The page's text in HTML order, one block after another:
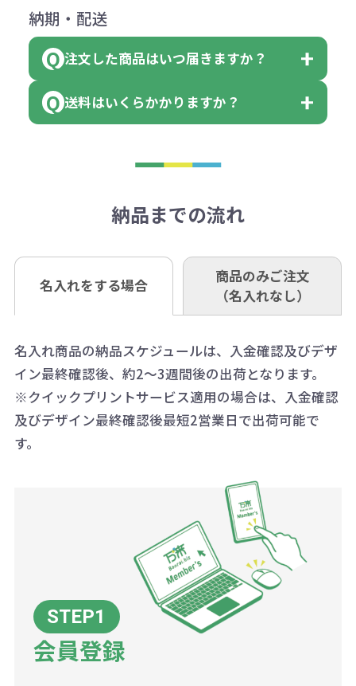
に必要な個数を入力ください。
※10個単位など購入できる単位が決
はまらない数を入力すると、アラー
アラートに従って数を調整してくだ
ください。
（商品の状態により、対応が変わる
※不良商品をご返却いただけない場
います。あらかじめご了承くださ
※不良商品は商品到着後7営業日以
お問合せ先
AM10:00～PM5:00（土・日・祝日を
除く平日）
×色数
※例えば2色印刷の場合には、名入
れ費用が2倍、製版代が2倍必要で
す。
相談下さい。
なお、印刷代はボリュームディスカ
同じ版で多くの数量を印刷すると、1
個当たりの印刷代単価がお安くなり
一方、数量が少なく一定数に満たな
い場合は、単価計算ではなく、印刷
代の基本料金を一式頂戴する場合が
ございます。
商品や印刷方法によって異なります
ので、予めご了承ください。
例：200個未満（1式：18,000円）
200個~499個の場合：42円（1個
当たり）
500個~999個の場合：35円（1個
領収書のダウンロード
詳しくはこちらはご確認ください。
下記口座にお願いします。
■三菱UFJ銀行
小田井支店（おたいしてん）
■ゆうちょ銀行（振替口座）
口座名 株式会社モノベーション
※振り込み手数料はお客さま負担と
なりますのでご注意ください。
納期・配送
注文した商品はいつ届きますか？
既製品の場合、ご入金確認後3営業
ご入金確認後約3週間となります。
定しているものもあります。
あれば、午前中までにご注文とご入
金いただければ翌日着でお送りする
お急ぎの場合、ご相談ください。最
大限努力いたします。
送料はいくらかかりますか？
き別途申し受けます。
も複数ヶ所への納品の場合、別途送
料頂戴する場合がございます。
詳細はこちらご確認ください。
配送について
納品までの流れ
名入れをする場合
商品のみご注文
（名入れなし）
名入れ商品の納品スケジュールは、入金確認及びデザ
イン最終確認後、約2～3週間後の出荷となります。
※クイックプリントサービス適用の場合は、入金確認
及びデザイン最終確認後最短2営業日で出荷可能で
す。
会員登録